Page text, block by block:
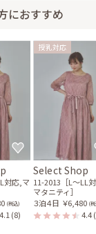
におすすめ
対応,マ
(税込)
4.1 (8)
授乳対応
Select Shop
11-2013［L〜LL
マタニティ］
３泊４日 ￥6,480 (
4.4